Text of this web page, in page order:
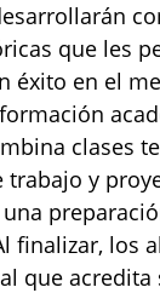
que les
éxito en el
clases
trabajo y
finalizar, los
que acredita